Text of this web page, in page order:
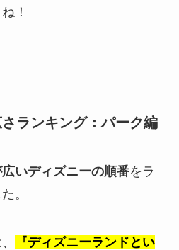
！
ランキング：パーク編
いディズニーの順番をラ
。
『ディズニーランドとい